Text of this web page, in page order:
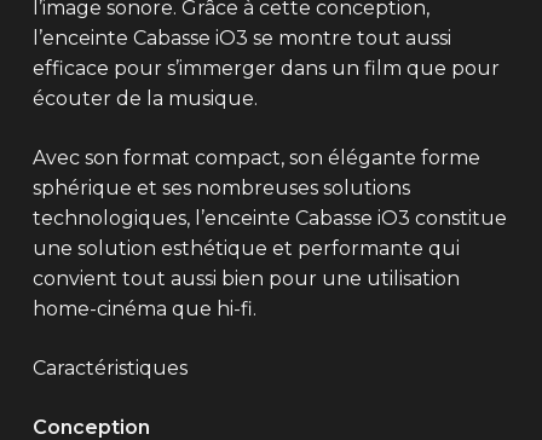
l’image sonore. Grâce à cette conception,
l’enceinte Cabasse iO3 se montre tout aussi
efficace pour s’immerger dans un film que pour
écouter de la musique.
Avec son format compact, son élégante forme
sphérique et ses nombreuses solutions
technologiques, l’enceinte Cabasse iO3 constitue
une solution esthétique et performante qui
convient tout aussi bien pour une utilisation
home-cinéma que hi-fi.
Caractéristiques
Conception